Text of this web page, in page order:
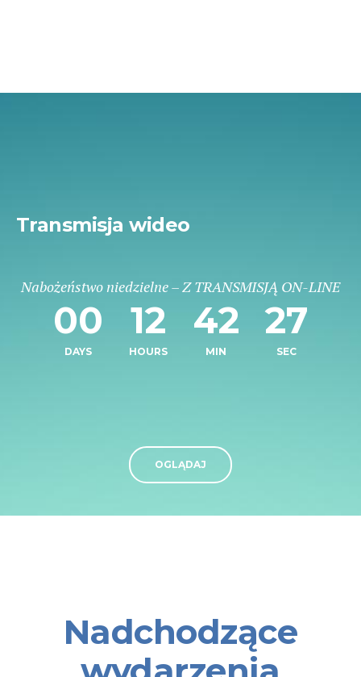
Transmisja wideo
Nabożeństwo niedzielne – Z TRANSMISJĄ ON-LINE
00
DAYS
12
HOURS
42
MIN
26
SEC
OGLĄDAJ
Nadchodzące